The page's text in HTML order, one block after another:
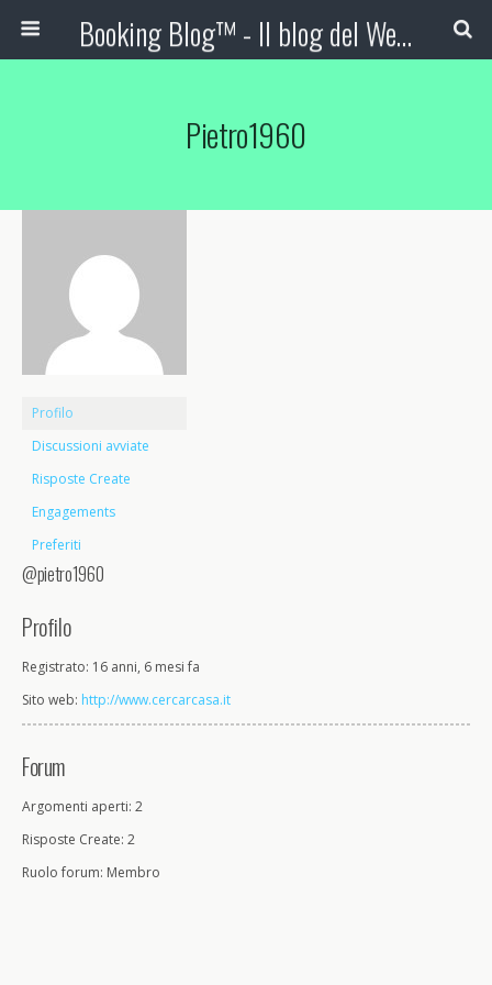
Booking Blog™ - Il blog del Web Marketing Turistico
Pietro1960
Profilo
Discussioni avviate
Risposte Create
Engagements
Preferiti
@pietro1960
Profilo
Registrato: 16 anni, 6 mesi fa
Sito web: http://www.cercarcasa.it
Forum
Argomenti aperti: 2
Risposte Create: 2
Ruolo forum: Membro